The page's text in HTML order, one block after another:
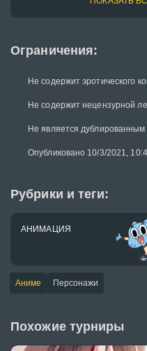
Ограничения:
Не содержит эротического
Не содержит нецензурной
Не является дублированным
Опубликовано 10/3/2021,
Рубрики и теги:
АНИМАЦИЯ
Аниме Персонажи
Похожие турниры